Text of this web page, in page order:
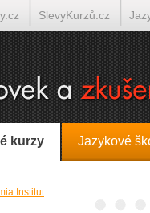
kurzy Jazykové
SlevyKurzů.cz
line Tlumočení-